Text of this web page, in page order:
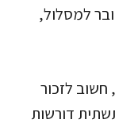
למסלול,
לזכור
דורשות